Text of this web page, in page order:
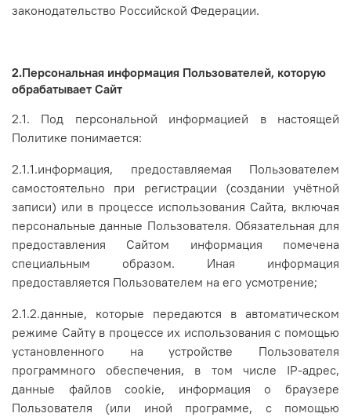
законодательство Российской Федерации.
2.Персональная информация Пользователей, которую
обрабатывает Сайт
2.1. Под персональной информацией в настоящей
Политике понимается:
2.1.1.информация, предоставляемая Пользователем
самостоятельно при регистрации (создании учётной
записи) или в процессе использования Сайта, включая
персональные данные Пользователя. Обязательная для
предоставления Сайтом информация помечена
специальным образом. Иная информация
предоставляется Пользователем на его усмотрение;
2.1.2.данные, которые передаются в автоматическом
режиме Сайту в процессе их использования с помощью
установленного на устройстве Пользователя
программного обеспечения, в том числе IP-адрес,
данные файлов cookie, информация о браузере
Пользователя (или иной программе, с помощью